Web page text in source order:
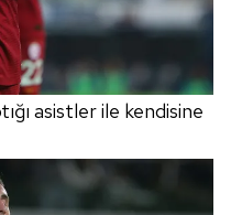
asistler ile kendisine